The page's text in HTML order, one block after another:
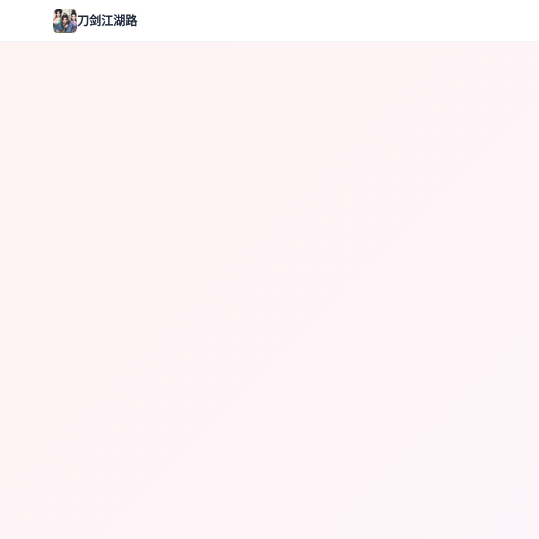
刀剑江湖路